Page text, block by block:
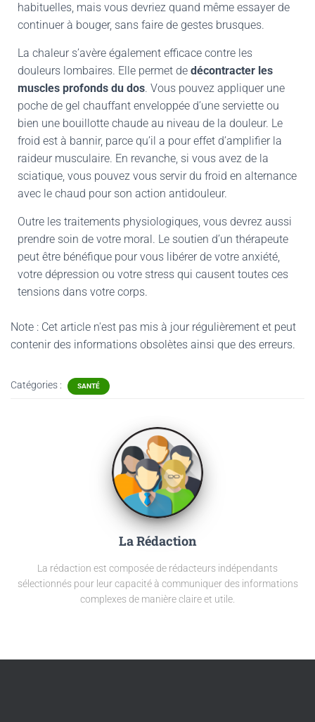
habituelles, mais vous devriez quand même essayer de
continuer à bouger, sans faire de gestes brusques.
La chaleur s’avère également efficace contre les
douleurs lombaires. Elle permet de décontracter les
muscles profonds du dos. Vous pouvez appliquer une
poche de gel chauffant enveloppée d’une serviette ou
bien une bouillotte chaude au niveau de la douleur. Le
froid est à bannir, parce qu’il a pour effet d’amplifier la
raideur musculaire. En revanche, si vous avez de la
sciatique, vous pouvez vous servir du froid en alternance
avec le chaud pour son action antidouleur.
Outre les traitements physiologiques, vous devrez aussi
prendre soin de votre moral. Le soutien d’un thérapeute
peut être bénéfique pour vous libérer de votre anxiété,
votre dépression ou votre stress qui causent toutes ces
tensions dans votre corps.
Note : Cet article n'est pas mis à jour régulièrement et peut
contenirdes informations obsolètes ainsi que des erreurs.
Catégories : SANTÉ
La Rédaction
La rédaction est composée de rédacteurs indépendants
sélectionnés pour leur capacité à communiquer des informations
complexes de manière claire et utile.